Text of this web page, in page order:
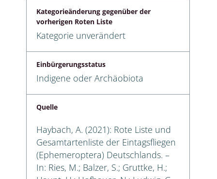
Kategorieänderung gegenüber der
vorherigen Roten Liste
Kategorie unverändert
Einbürgerungsstatus
Indigene oder Archäobiota
Quelle
Haybach, A. (2021): Rote Liste und
Gesamtartenliste der Eintagsfliegen
(Ephemeroptera) Deutschlands. –
In: Ries, M.; Balzer, S.; Gruttke, H.;